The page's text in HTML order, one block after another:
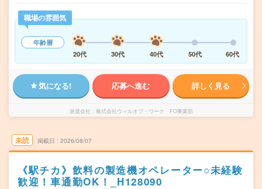
職場の雰囲気
年齢層
20代
30代 40代 50代 60代
気になる! 応募へ進む 詳しく見る
派遣会社 株式会社ウィルオブ・ワーク FO事業部
未読 掲載日 2026/08/07
《駅チカ》飲料の製造機オペレーター○未経験
歓迎！車通勤OK！_H128090